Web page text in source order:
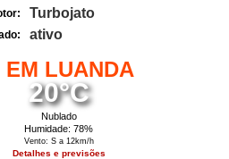
Turbojato
ativo
EM LUANDA
20°C
Nublado
Humidade: 78%
Vento: S a 12km/h
Detalhes e previsões